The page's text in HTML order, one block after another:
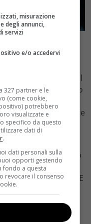
in arrivo a Novembre
vedrà in catalogo
animata incentrata sul
e supereroe, pronto
tradimenti. Ma
, che promette risate
del suo interprete,
al già vasto
a Million”, serie
segreto. E
che vedrà
strano omicidio
più chic e
misurazione
degli annunci,
servizi
e/o accedervi
327 partner e le
(come cookie,
potrebbero
visualizzate e
specifico da questo
dati di
.
dati personali sulla
opporti gestendo
fondo a questa
revocare il consenso